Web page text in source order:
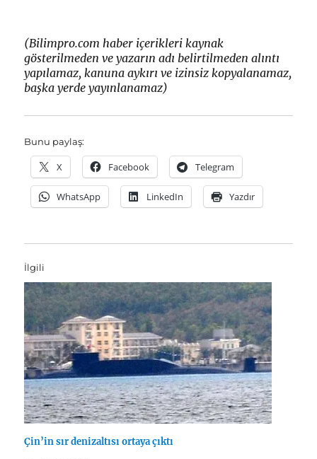
(Bilimpro.com haber içerikleri kaynak
gösterilmeden ve yazarın adı belirtilmeden alıntı
yapılamaz, kanuna aykırı ve izinsiz kopyalanamaz,
başka yerde yayınlanamaz)
Bunu paylaş:
X Facebook Telegram
WhatsApp LinkedIn Yazdır
İlgili
Çin’in sır denizaltısı ortaya çıktı